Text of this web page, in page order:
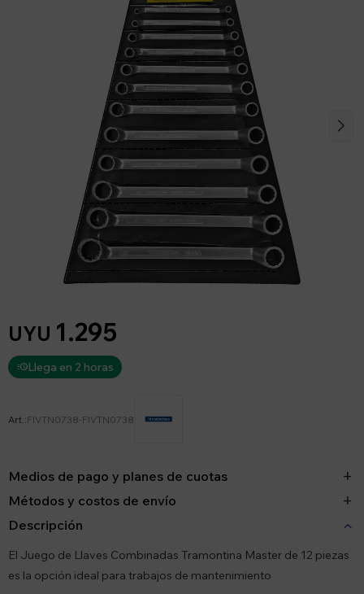
UYU 1.295
Llega en 2 horas
FIVTN0738-FIVTN0738
Medios de pago y planes de cuotas
Métodos y costos de envío
Descripción
El Juego de Llaves Combinadas Tramontina Master de 12 piezas
es la opción ideal para trabajos de mantenimiento